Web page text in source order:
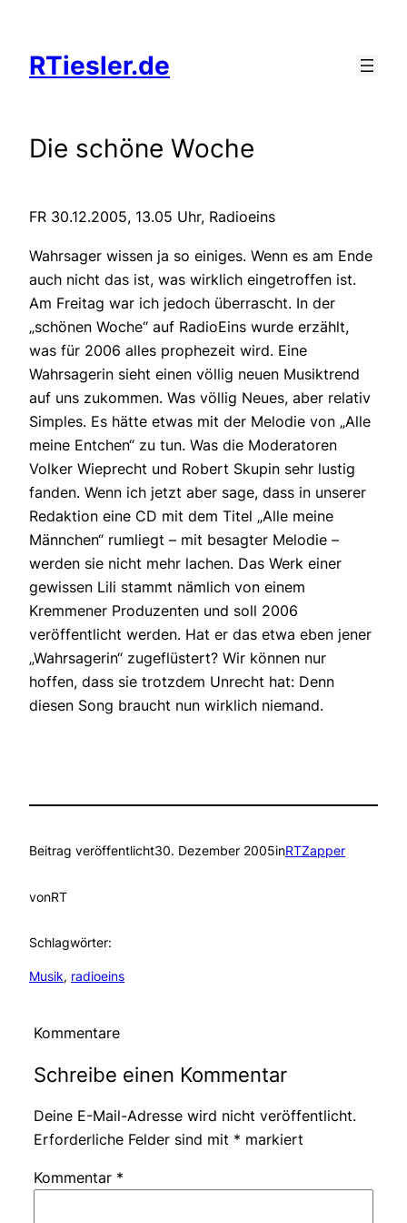
springen
RTiesler.de
Die schöne Woche
FR 30.12.2005, 13.05 Uhr, Radioeins
Wahrsager wissen ja so einiges. Wenn es am Ende
auch nicht das ist, was wirklich eingetroffen ist.
Am Freitag war ich jedoch überrascht. In der
„schönen Woche“ auf RadioEins wurde erzählt,
was für 2006 alles prophezeit wird. Eine
Wahrsagerin sieht einen völlig neuen Musiktrend
auf uns zukommen. Was völlig Neues, aber relativ
Simples. Es hätte etwas mit der Melodie von „Alle
meine Entchen“ zu tun. Was die Moderatoren
Volker Wieprecht und Robert Skupin sehr lustig
fanden. Wenn ich jetzt aber sage, dass in unserer
Redaktion eine CD mit dem Titel „Alle meine
Männchen“ rumliegt – mit besagter Melodie –
werden sie nicht mehr lachen. Das Werk einer
gewissen Lili stammt nämlich von einem
Kremmener Produzenten und soll 2006
veröffentlicht werden. Hat er das etwa eben jener
„Wahrsagerin“ zugeflüstert? Wir können nur
hoffen, dass sie trotzdem Unrecht hat: Denn
diesen Song braucht nun wirklich niemand.
Beitrag veröffentlicht30. Dezember 2005inRTZapper
vonRT
Schlagwörter:
Musik, radioeins
Kommentare
Schreibe einen Kommentar
Deine E-Mail-Adresse wird nicht veröffentlicht.
Erforderliche Felder sind mit * markiert
Kommentar *